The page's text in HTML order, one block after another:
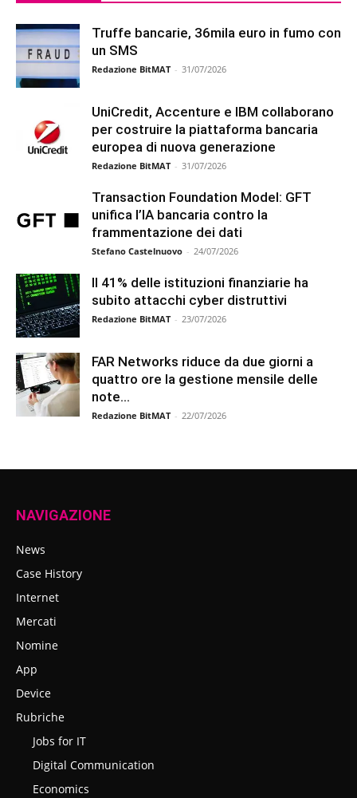
Truffe bancarie, 36mila euro in fumo con
un SMS
Redazione BitMAT - 31/07/2026
UniCredit, Accenture e IBM collaborano
per costruire la piattaforma bancaria
europea di nuova generazione
Redazione BitMAT - 31/07/2026
Transaction Foundation Model: GFT
unifica l’IA bancaria contro la
frammentazione dei dati
Stefano Castelnuovo - 24/07/2026
Il 41% delle istituzioni finanziarie ha
subito attacchi cyber distruttivi
Redazione BitMAT - 23/07/2026
FAR Networks riduce da due giorni a
quattro ore la gestione mensile delle
note...
Redazione BitMAT - 22/07/2026
NAVIGAZIONE
News
Case History
Internet
Mercati
Nomine
App
Device
Rubriche
Jobs for IT
Digital Communication
Economics